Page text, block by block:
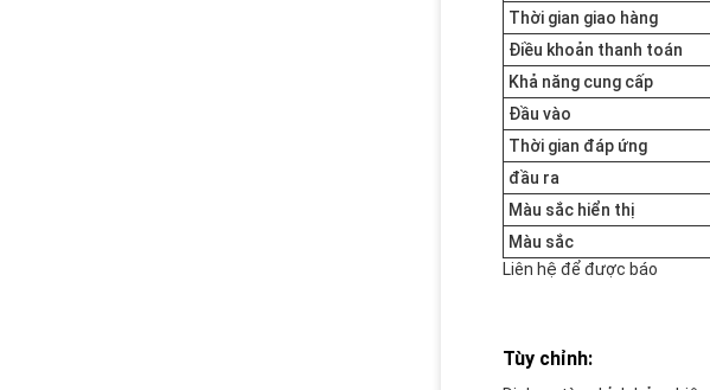
Thời gian giao hàng
Điều khoản thanh toán
Khả năng cung cấp
Đầu vào
Thời gian đáp ứng
đầu ra
Màu sắc hiển thị
Màu sắc
Liên hệ để được báo
Tùy chỉnh: